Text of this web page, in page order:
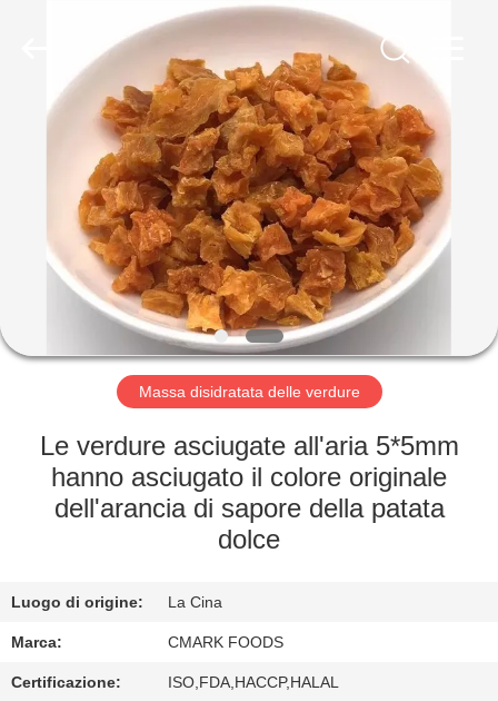
CASA.
PRODOTTI
CHI
SIAMO
VISITA
FABBRICA
CONTROLLO
CONTATTACI
Reserved.
Massa disidratata delle verdure
Le verdure asciugate all'aria 5*5mm
hanno asciugato il colore originale
dell'arancia di sapore della patata
dolce
Luogo di origine: La Cina
Marca: CMARK FOODS
Certificazione: ISO,FDA,HACCP,HALAL